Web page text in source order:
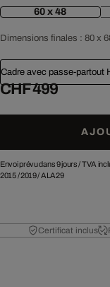
60 x 48
Dimensions finales : 80 x
Cadre avec passe-partout
CHF 499
Envoi prévu dans 9 jours /TVA
2015/2019/ALA29
Certificat inclus